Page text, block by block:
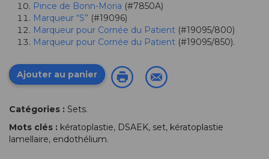
Pince de Bonn-Moria (#7850A)
Marqueur “S” (#19096)
Marqueur pour Cornée du Patient (#19095/800)
Marqueur pour Cornée du Patient (#19095/850).
Ajouter au panier
Catégories : Sets.
Mots clés : kératoplastie, DSAEK, set, kératoplastie
lamellaire, endothélium.